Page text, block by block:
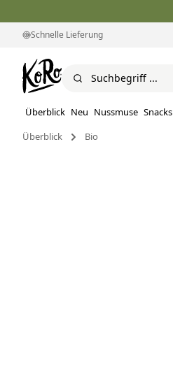
Schnelle Lieferung
Überblick Neu Nussmuse Snacks
Überblick
Bio